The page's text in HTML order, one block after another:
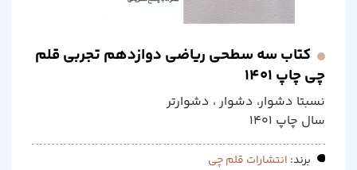
کتاب سه سطحی ریاضی دوازدهم تجربی قلم
چی چاپ 1401
نسبتا دشوار، دشوار ، دشوارتر
سال چاپ 1401
برند: انتشارات قلم چی